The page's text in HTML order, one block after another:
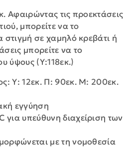
Αφαιρώντας τις προεκτάσεις
μπορείτε να το
σε χαμηλό κρεβάτι ή
μπορείτε να το
ύψους (Υ:118εκ.)
Υ: 12εκ. Π: 90εκ. Μ: 200εκ.
εγγύηση
για υπεύθυνη διαχείριση των
με τη νομοθεσία